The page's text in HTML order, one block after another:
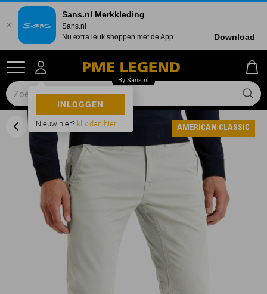
INLOGGEN
Nieuw hier? klik dan hier AMERICAN CLASSIC
Sans.nl Merkkleding
Sans.nl
Nu extra leuk shoppen met de App.
Download